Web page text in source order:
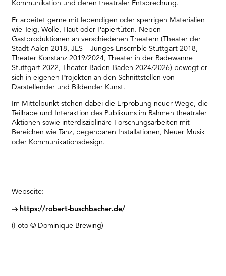
Kommunikation und deren theatraler Entsprechung.
Er arbeitet gerne mit lebendigen oder sperrigen Materialien
wie Teig, Wolle, Haut oder Papiertüten. Neben
Gastproduktionen an verschiedenen Theatern (Theater der
Stadt Aalen 2018, JES – Junges Ensemble Stuttgart 2018,
Theater Konstanz 2019/2024, Theater in der Badewanne
Stuttgart 2022, Theater Baden-Baden 2024/2026) bewegt er
sich in eigenen Projekten an den Schnittstellen von
Darstellender und Bildender Kunst.
Im Mittelpunkt stehen dabei die Erprobung neuer Wege, die
Teilhabe und Interaktion des Publikums im Rahmen theatraler
Aktionen sowie interdisziplinäre Forschungsarbeiten mit
Bereichen wie Tanz, begehbaren Installationen, Neuer Musik
oder Kommunikationsdesign.
Webseite:
https://robert-buschbacher.de/
(Foto © Dominique Brewing)